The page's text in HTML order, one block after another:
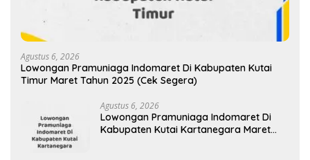
Agustus 6, 2026
Lowongan Pramuniaga Indomaret Di Kabupaten Kutai
Timur Maret Tahun 2025 (Cek Segera)
Agustus 6, 2026
Lowongan Pramuniaga Indomaret Di
Kabupaten Kutai Kartanegara Maret